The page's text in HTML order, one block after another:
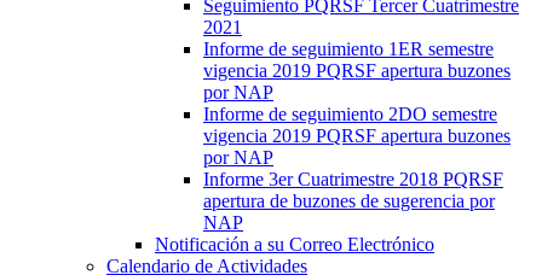
Seguimiento PQRSF Tercer Cuatrimestre
2021
Informe de seguimiento 1ER semestre
vigencia 2019 PQRSF apertura buzones
por NAP
Informe de seguimiento 2DO semestre
vigencia 2019 PQRSF apertura buzones
por NAP
Informe 3er Cuatrimestre 2018 PQRSF
apertura de buzones de sugerencia por
NAP
Notificación a su Correo Electrónico
Calendario de Actividades